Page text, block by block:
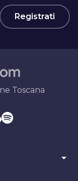
Registrati
Toscana
arrow_drop_down